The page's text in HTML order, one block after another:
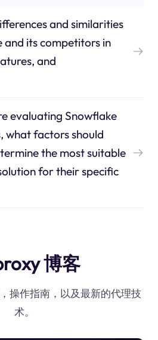
and similarities
and its competitors in
and
evaluating Snowflake
what factors should
the most suitable
for their specific
博客
操作指南，以及最新的代理技
术。